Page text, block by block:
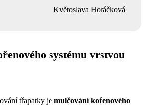
Květoslava Horáčková
systému vrstvou
třapatky je mulčování kořenového